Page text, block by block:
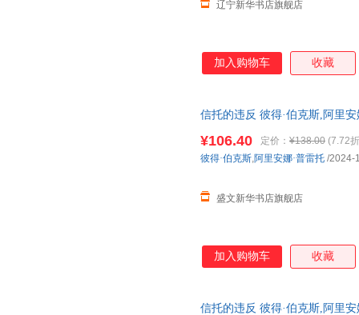
辽宁新华书店旗舰店
加入购物车 收藏
信托的违反 彼得·伯克斯,阿里
¥106.40 定价： ¥138.00 (7.72
盛文新华书店旗舰店
彼得·伯克斯,阿里安娜·普雷托 /2024-
加入购物车 收藏
信托的违反 彼得·伯克斯,阿里